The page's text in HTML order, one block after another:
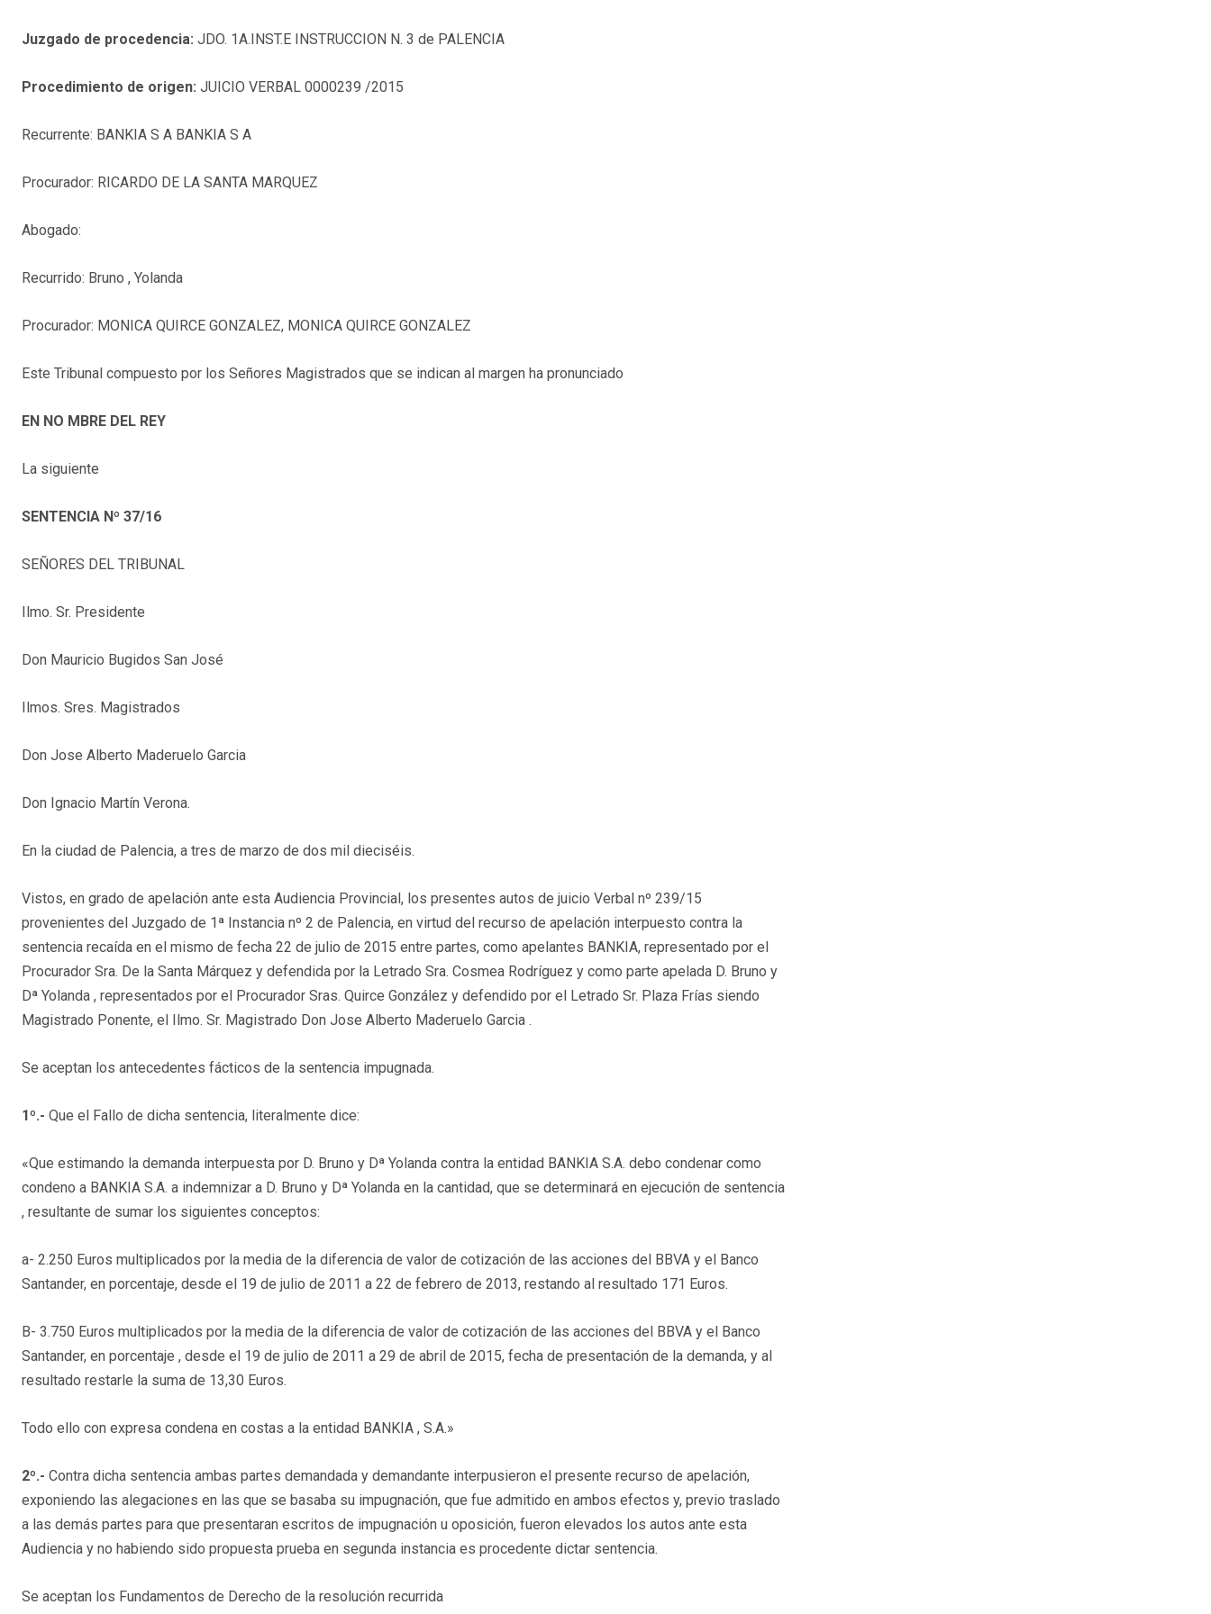
Juzgado de procedencia: JDO. 1A.INST.E INSTRUCCION N. 3 de PALENCIA
Procedimiento de origen: JUICIO VERBAL 0000239 /2015
Recurrente: BANKIA S A BANKIA S A
Procurador: RICARDO DE LA SANTA MARQUEZ
Abogado:
Recurrido: Bruno , Yolanda
Procurador: MONICA QUIRCE GONZALEZ, MONICA QUIRCE GONZALEZ
Este Tribunal compuesto por los Señores Magistrados que se indican al margen ha pronunciado
EN NO MBRE DEL REY
La siguiente
SENTENCIA Nº 37/16
SEÑORES DEL TRIBUNAL
Ilmo. Sr. Presidente
Don Mauricio Bugidos San José
Ilmos. Sres. Magistrados
Don Jose Alberto Maderuelo Garcia
Don Ignacio Martín Verona.
En la ciudad de Palencia, a tres de marzo de dos mil dieciséis.
Vistos, en grado de apelación ante esta Audiencia Provincial, los presentes autos de juicio Verbal nº 239/15
provenientes del Juzgado de 1ª Instancia nº 2 de Palencia, en virtud del recurso de apelación interpuesto contra la
sentencia recaída en el mismo de fecha 22 de julio de 2015 entre partes, como apelantes BANKIA, representado por el
Procurador Sra. De la Santa Márquez y defendida por la Letrado Sra. Cosmea Rodríguez y como parte apelada D. Bruno y
Dª Yolanda , representados por el Procurador Sras. Quirce González y defendido por el Letrado Sr. Plaza Frías siendo
Magistrado Ponente, el Ilmo. Sr. Magistrado Don Jose Alberto Maderuelo Garcia .
Se aceptan los antecedentes fácticos de la sentencia impugnada.
1º.- Que el Fallo de dicha sentencia, literalmente dice:
«Que estimando la demanda interpuesta por D. Bruno y Dª Yolanda contra la entidad BANKIA S.A. debo condenar como
condeno a BANKIA S.A. a indemnizar a D. Bruno y Dª Yolanda en la cantidad, que se determinará en ejecución de sentencia
, resultante de sumar los siguientes conceptos:
a- 2.250 Euros multiplicados por la media de la diferencia de valor de cotización de las acciones del BBVA y el Banco
Santander, en porcentaje, desde el 19 de julio de 2011 a 22 de febrero de 2013, restando al resultado 171 Euros.
B- 3.750 Euros multiplicados por la media de la diferencia de valor de cotización de las acciones del BBVA y el Banco
Santander, en porcentaje , desde el 19 de julio de 2011 a 29 de abril de 2015, fecha de presentación de la demanda, y al
resultado restarle la suma de 13,30 Euros.
Todo ello con expresa condena en costas a la entidad BANKIA , S.A.»
2º.- Contra dicha sentencia ambas partes demandada y demandante interpusieron el presente recurso de apelación,
exponiendo las alegaciones en las que se basaba su impugnación, que fue admitido en ambos efectos y, previo traslado
a las demás partes para que presentaran escritos de impugnación u oposición, fueron elevados los autos ante esta
Audiencia y no habiendo sido propuesta prueba en segunda instancia es procedente dictar sentencia.
Se aceptan los Fundamentos de Derecho de la resolución recurrida